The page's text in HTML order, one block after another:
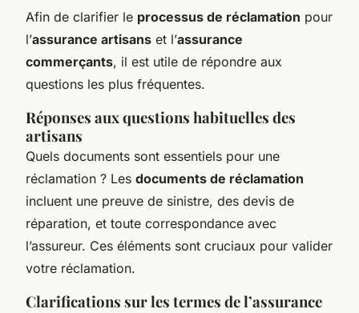
Afin de clarifier le processus de réclamation pour
l’assurance artisans et l’assurance
commerçants, il est utile de répondre aux
questions les plus fréquentes.
Réponses aux questions habituelles des
artisans
Quels documents sont essentiels pour une
réclamation ? Les documents de réclamation
incluent une preuve de sinistre, des devis de
réparation, et toute correspondance avec
l’assureur. Ces éléments sont cruciaux pour valider
votre réclamation.
Clarifications sur les termes de l’assurance